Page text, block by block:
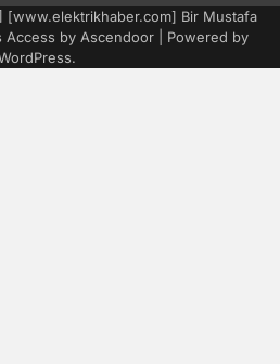
[www.elektrikhaber.com] Bir Mustafa
Access by Ascendoor | Powered by
.